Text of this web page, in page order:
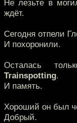
Не лезьте в
ждёт.
Сегодня отпели
И похоронили.
Осталась
Trainspotting.
И память.
Хороший он был
Добрый.